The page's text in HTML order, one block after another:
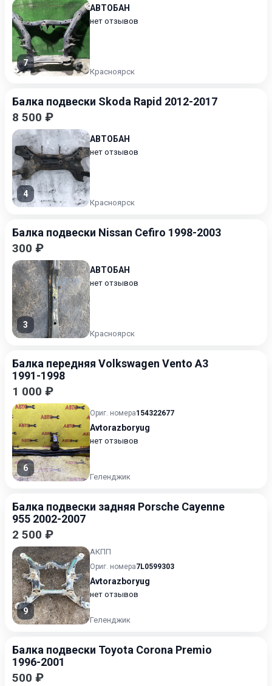
7
АВТОБАН
нет отзывов
Красноярск
Балка подвески Skoda Rapid 2012-2017
8 500 ₽
4
АВТОБАН
нет отзывов
Красноярск
Балка подвески Nissan Cefiro 1998-2003
300 ₽
3
АВТОБАН
нет отзывов
Красноярск
Балка передняя Volkswagen Vento A3
1991-1998
1 000 ₽
6
Ориг. номера154322677
Avtorazboryug
нет отзывов
Геленджик
Балка подвески задняя Porsche Cayenne
955 2002-2007
2 500 ₽
9
АКПП
Ориг. номера7L0599303
Avtorazboryug
нет отзывов
Геленджик
Балка подвески Toyota Corona Premio
1996-2001
500 ₽